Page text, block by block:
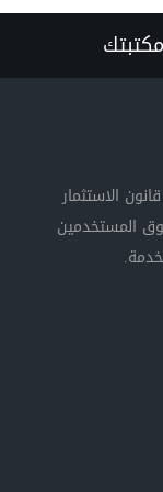
الاستثمار
لحماية حقوق المستخدمين